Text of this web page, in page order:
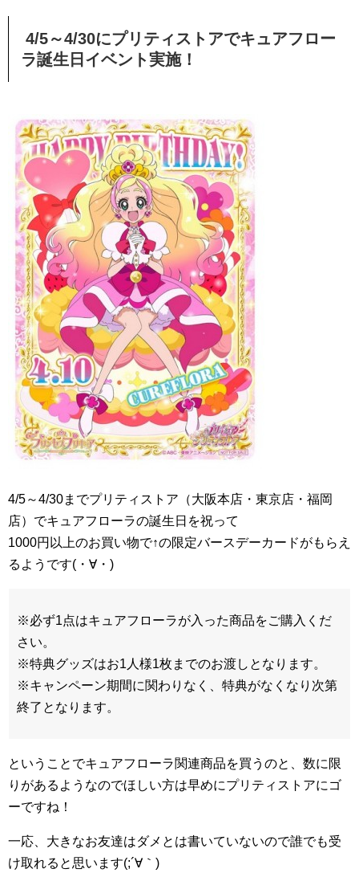
4/5～4/30にプリティストアでキュアフロー
ラ誕生日イベント実施！
4/5～4/30までプリティストア（大阪本店・東京店・福岡
店）でキュアフローラの誕生日を祝って
1000円以上のお買い物で↑の限定バースデーカードがもらえ
るようです(・∀・)
※必ず1点はキュアフローラが入った商品をご購入くだ
さい。
※特典グッズはお1人様1枚までのお渡しとなります。
※キャンペーン期間に関わりなく、特典がなくなり次第
終了となります。
ということでキュアフローラ関連商品を買うのと、数に限
りがあるようなのでほしい方は早めにプリティストアにゴ
ーですね！
一応、大きなお友達はダメとは書いていないので誰でも受
け取れると思います(;´∀｀)